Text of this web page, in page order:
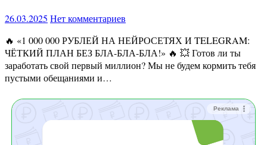
26.03.2025 Нет комментариев
🔥 «1 000 000 РУБЛЕЙ НА НЕЙРОСЕТЯХ И TELEGRAM:
ЧЁТКИЙ ПЛАН БЕЗ БЛА-БЛА-БЛА!» 🔥 💥 Готов ли ты
заработать свой первый миллион? Мы не будем кормить тебя
пустыми обещаниями и…
Реклама